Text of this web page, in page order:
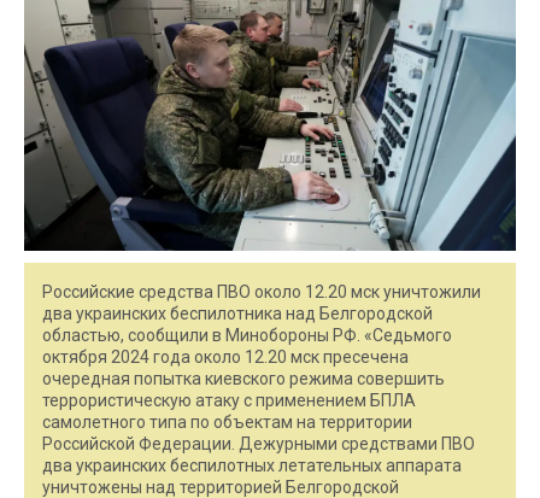
Российские средства ПВО около 12.20 мск уничтожили
два украинских беспилотника над Белгородской
областью, сообщили в Минобороны РФ. «Седьмого
октября 2024 года около 12.20 мск пресечена
очередная попытка киевского режима совершить
террористическую атаку c применением БПЛА
самолетного типа по объектам на территории
Российской Федерации. Дежурными средствами ПВО
два украинских беспилотных летательных аппарата
уничтожены над территорией Белгородской